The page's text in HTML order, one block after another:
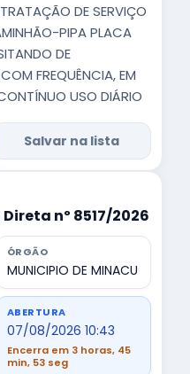
DE SERVIÇO
PIPA PLACA
DE
FREQUÊNCIA, EM
USO DIÁRIO
Salvar na lista
nº 8517/2026
ÓRGÃO
MUNICIPIO DE MINACU
ABERTURA
07/08/2026 10:43
Encerra em 3 horas, 45
min, 52 seg